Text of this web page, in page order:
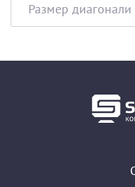
Размер